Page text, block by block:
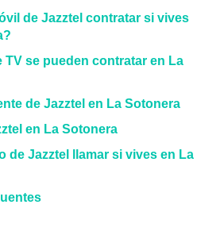
de Jazztel contratar si vives
TV se pueden contratar en La
de Jazztel en La Sotonera
en La Sotonera
de Jazztel llamar si vives en La